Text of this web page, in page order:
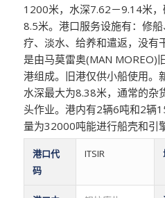
1200米，水深7.62－9.14米
8.5米。港口服务设施有：修
疗、淡水、给养和遣返，没有
是由马莫雷奥(MAN MOREO)
港组成。旧港仅供小船使用。
水深最大为8.38米，通常的杂
头作业。港内有2辆6吨和2辆
量为32000吨能进行船壳和引
港口代
码
ITSIR